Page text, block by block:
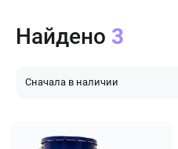
Сначала в наличии
Найдено 3